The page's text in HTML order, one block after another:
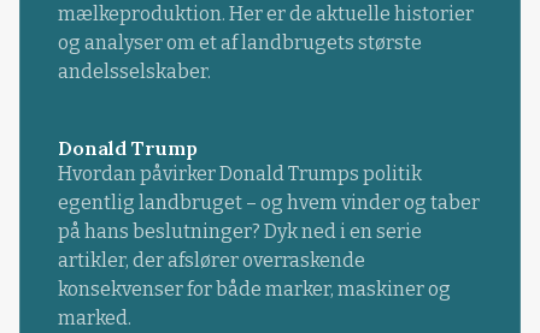
mælkeproduktion. Her er de aktuelle historier
og analyser om et af landbrugets største
andelsselskaber.
Donald Trump
Hvordan påvirker Donald Trumps politik
egentlig landbruget – og hvem vinder og taber
på hans beslutninger? Dyk ned i en serie
artikler, der afslører overraskende
konsekvenser for både marker, maskiner og
marked.